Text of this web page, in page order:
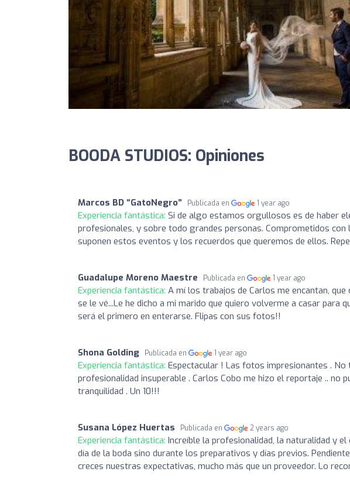
BOODA STUDIOS: Opiniones
Marcos BD “GatoNegro” Publicada en 1 year ago
Experiencia fantástica: Si de algo estamos orgullosos es de haber
profesionales, y sobre todo grandes personas. Comprometidos con
suponen estos eventos y los recuerdos que queremos de ellos.
Guadalupe Moreno Maestre Publicada en 1 year ago
Experiencia fantástica: A mí los trabajos de Carlos me encantan,
se le vé...Le he dicho a mi marido que quiero volverme a casar para
será el primero en enterarse. Flipas con sus fotos!!
Shona Golding Publicada en 1 year ago
Experiencia fantástica: Espectacular ! Las fotos impresionantes .
profesionalidad insuperable . Carlos Cobo me hizo el reportaje .. no
tranquilidad . Un 10!!!
Susana López Huertas Publicada en 2 years ago
Experiencia fantástica: Increíble la profesionalidad, la naturalidad y
día de la boda sino durante los preparativos y días previos.
creces nuestras expectativas, mucho más que un proveedor. Lo